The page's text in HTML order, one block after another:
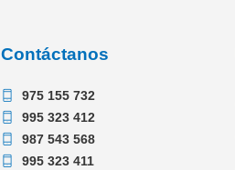
Contáctanos
975 155 732
995 323 412
987 543 568
995 323 411